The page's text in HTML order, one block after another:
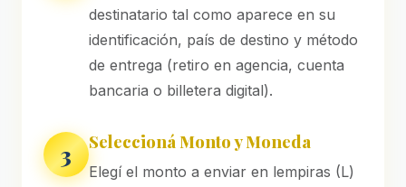
destinatario tal como aparece en su
identificación, país de destino y método
de entrega (retiro en agencia, cuenta
bancaria o billetera digital).
3 Seleccioná Monto y Moneda
Elegí el monto a enviar en lempiras (L)